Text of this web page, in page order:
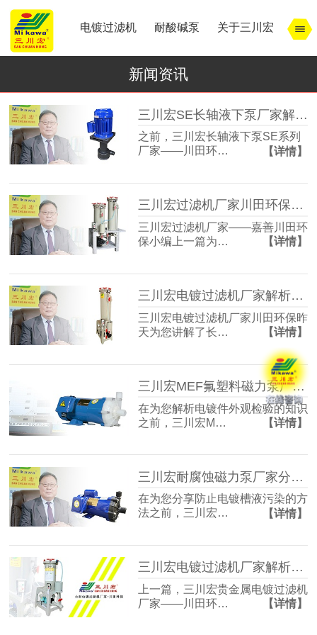
电镀过滤机 耐酸碱泵 关于三川宏
新闻资讯
三川宏SE长轴液下泵厂家解析电镀镀铬时间和镀后处理
之前，三川宏长轴液下泵SE系列
厂家——川田环…
【详情】
三川宏过滤机厂家川田环保解析宁波余姚镇北工业园模式
三川宏过滤机厂家——嘉善川田环
保小编上一篇为…
【详情】
三川宏电镀过滤机厂家解析宁波余姚镇北工业园区的特点
三川宏电镀过滤机厂家川田环保昨
天为您讲解了长…
【详情】
三川宏MEF氟塑料磁力泵厂家解析电镀件外观检验的知识
在为您解析电镀件外观检验的知识
之前，三川宏M…
【详情】
三川宏耐腐蚀磁力泵厂家分享防止电镀槽液污染的方法
在为您分享防止电镀槽液污染的方
法之前，三川宏…
【详情】
三川宏电镀过滤机厂家解析电刷镀技术工艺流程
上一篇，三川宏贵金属电镀过滤机
厂家——川田环…
【详情】